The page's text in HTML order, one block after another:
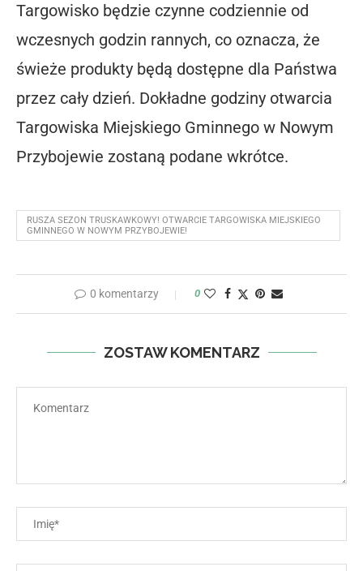
Targowisko będzie czynne codziennie od
wczesnych godzin rannych, co oznacza, że
świeże produkty będą dostępne dla Państwa
przez cały dzień. Dokładne godziny otwarcia
Targowiska Miejskiego Gminnego w Nowym
Przybojewie zostaną podane wkrótce.
RUSZA SEZON TRUSKAWKOWY! OTWARCIE TARGOWISKA MIEJSKIEGO
GMINNEGO W NOWYM PRZYBOJEWIE!
0 komentarzy 0
ZOSTAW KOMENTARZ